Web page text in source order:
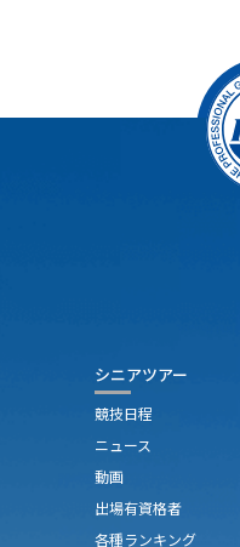
シニアツアー
競技日程
ニュース
動画
出場有資格者
各種ランキング